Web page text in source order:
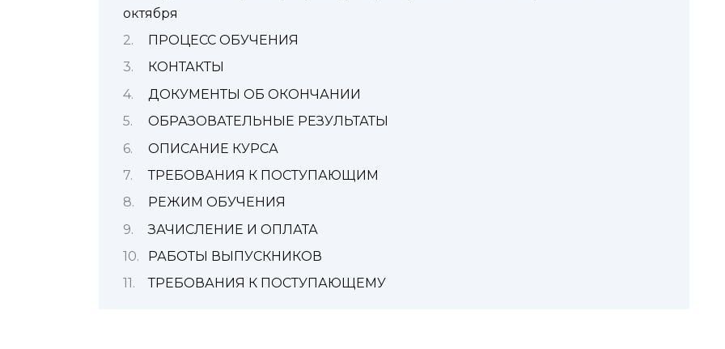
октября
ПРОЦЕСС ОБУЧЕНИЯ
КОНТАКТЫ
ДОКУМЕНТЫ ОБ ОКОНЧАНИИ
ОБРАЗОВАТЕЛЬНЫЕ РЕЗУЛЬТАТЫ
ОПИСАНИЕ КУРСА
ТРЕБОВАНИЯ К ПОСТУПАЮЩИМ
РЕЖИМ ОБУЧЕНИЯ
ЗАЧИСЛЕНИЕ И ОПЛАТА
РАБОТЫ ВЫПУСКНИКОВ
ТРЕБОВАНИЯ К ПОСТУПАЮЩЕМУ